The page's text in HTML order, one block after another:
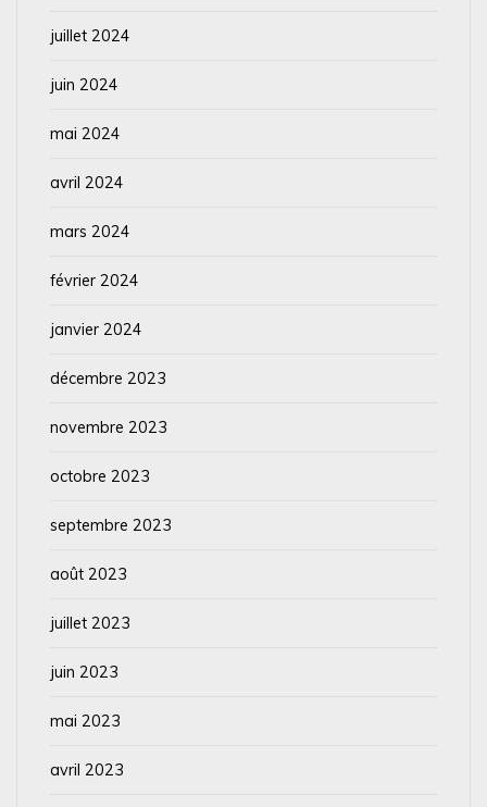
juillet 2024
juin 2024
mai 2024
avril 2024
mars 2024
février 2024
janvier 2024
décembre 2023
novembre 2023
octobre 2023
septembre 2023
août 2023
juillet 2023
juin 2023
mai 2023
avril 2023